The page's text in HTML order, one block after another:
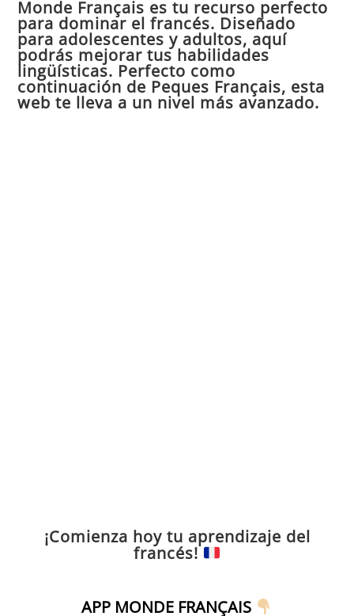
Monde Français es tu recurso perfecto
para dominar el francés. Diseñado
para adolescentes y adultos, aquí
podrás mejorar tus habilidades
lingüísticas. Perfecto como
continuación de Peques Français, esta
web te lleva a un nivel más avanzado.
¡Comienza hoy tu aprendizaje del
francés!
APP MONDE FRANÇAIS